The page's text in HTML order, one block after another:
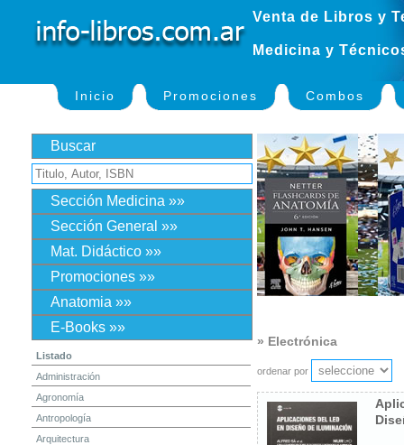
Venta de Libros y
Medicina y
Inicio Promociones Combos
Buscar
Sección Medicina »»
Sección General »»
Mat. Didáctico »»
Promociones »»
Anatomia »»
E-Books »»
Listado
Administración
Agronomía
Antropología
Arquitectura
» Electrónica
ordenar por